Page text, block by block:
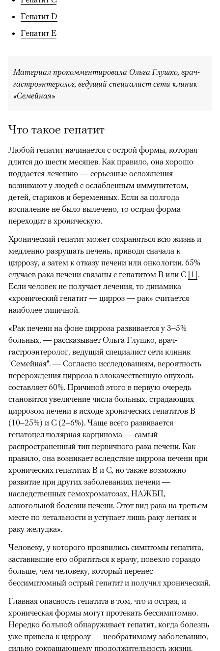
Гепатит D
Гепатит E
Материал прокомментировала Ольга Глушко, врач-
гастроэнтеролог, ведущий специалист сети клиник
«Семейная»
Что такое гепатит
Любой гепатит начинается с острой формы, которая
длится до шести месяцев. Как правило, она хорошо
поддается лечению — серьезные осложнения
возникают у людей с ослабленным иммунитетом,
детей, стариков и беременных. Если за полгода
воспаление не было вылечено, то острая форма
переходит в хроническую.
Хронический гепатит может сохраняться всю жизнь и
медленно разрушать печень, приводя сначала к
циррозу, а затем к отказу печени или онкологии. 65%
случаев рака печени связаны с гепатитом B или C [1].
Если человек не получает лечения, то динамика
«хронический гепатит — цирроз — рак» считается
наиболее типичной.
«Рак печени на фоне цирроза развивается у 3–5%
больных, — рассказывает Ольга Глушко, врач-
гастроэнтеролог, ведущий специалист сети клиник
"Семейная". — Согласно исследованиям, вероятность
перерождения цирроза в злокачественную опухоль
составляет 60%. Причиной этого в первую очередь
становится увеличение числа больных, страдающих
циррозом печени в исходе хронических гепатитов В
(10–25%) и С (2–6%). Чаще всего развивается
гепатоцеллюлярная карцинома — самый
распространенный тип первичного рака печени. Как
правило, она возникает вследствие цирроза печени при
хронических гепатитах В и С, но также возможно
развитие при других заболеваниях печени —
наследственных гемохроматозах, НАЖБП,
алкогольной болезни печени. Этот вид рака на третьем
месте по летальности и уступает лишь раку легких и
раку желудка».
Человеку, у которого проявились симптомы гепатита,
заставившие его обратиться к врачу, повезло гораздо
больше, чем человеку, который перенес
бессимптомный острый гепатит и получил хронический.
Главная опасность гепатита в том, что и острая, и
хроническая формы могут протекать бессимптомно.
Нередко больной обнаруживает гепатит, когда болезнь
уже привела к циррозу — необратимому заболеванию,
сильно сокращающему продолжительность жизни.